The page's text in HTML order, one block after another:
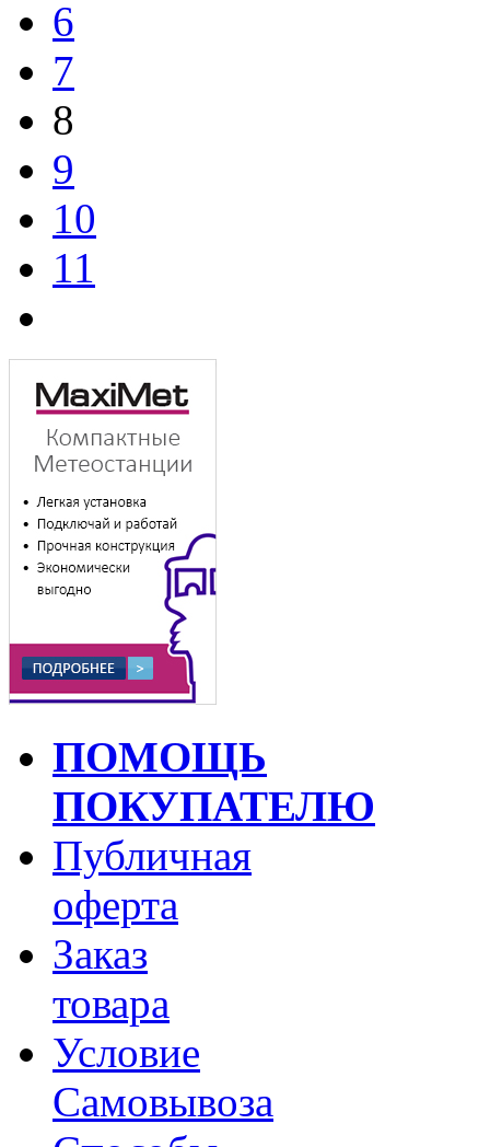
6
7
8
9
10
11
ПОМОЩЬ
ПОКУПАТЕЛЮ
Публичная
оферта
Заказ
товара
Условие
Самовывоза